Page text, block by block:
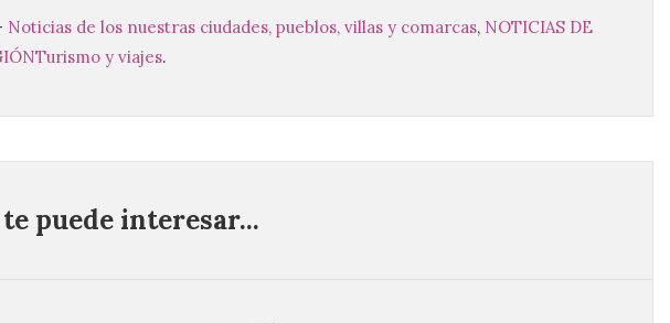
Noticias de los nuestras ciudades, pueblos, villas y comarcas, NOTICIAS DE
Turismo y viajes.
puede interesar...